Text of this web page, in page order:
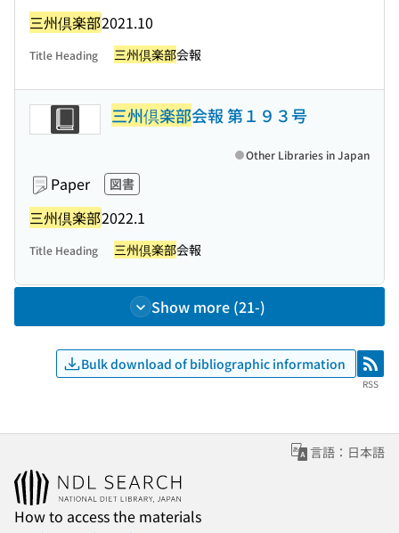
三州倶楽部2021.10
Title Heading 三州倶楽部会報
三州倶楽部会報 第１９３号
Paper 図書
三州倶楽部2022.1
Other Libraries in Japan
Title Heading 三州倶楽部会報
Show more (21-)
Bulk download of bibliographic information RSS
RSS
言語：日本語
How to access the materials